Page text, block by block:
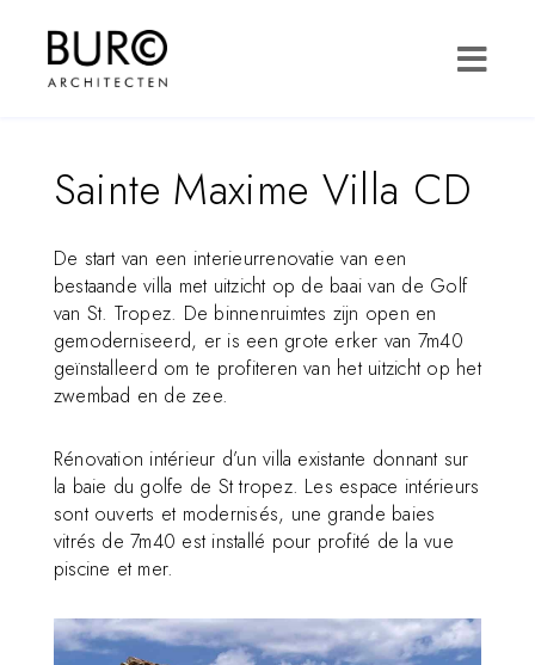
Sainte Maxime Villa CD
De start van een interieurrenovatie van een
bestaande villa met uitzicht op de baai van de Golf
van St. Tropez. De binnenruimtes zijn open en
gemoderniseerd, er is een grote erker van 7m40
geïnstalleerd om te profiteren van het uitzicht op het
zwembad en de zee.
Rénovation intérieur d’un villa existante donnant sur
la baie du golfe de St tropez. Les espace intérieurs
sont ouverts et modernisés, une grande baies
vitrés de 7m40 est installé pour profité de la vue
piscine et mer.